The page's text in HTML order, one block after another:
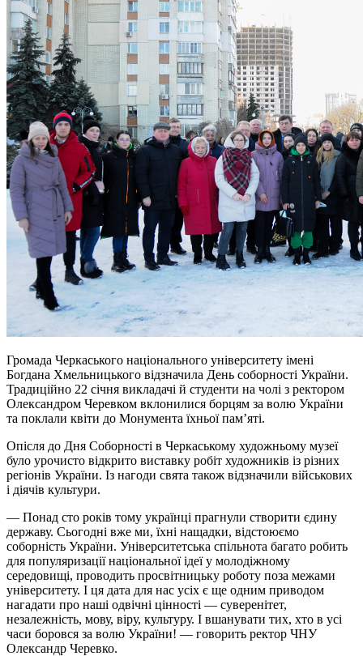
Громада Черкаського національного університету імені
Богдана Хмельницького відзначила День соборності України.
Традиційно 22 січня викладачі й студенти на чолі з ректором
Олександром Черевком вклонилися борцям за волю України
та поклали квіти до Монумента їхньої пам’яті.
Опісля до Дня Соборності в Черкаському художньому музеї
було урочисто відкрито виставку робіт художників із різних
регіонів України. Із нагоди свята також відзначили військових
і діячів культури.
— Понад сто років тому українці прагнули створити єдину
державу. Сьогодні вже ми, їхні нащадки, відстоюємо
соборність України. Університетська спільнота багато робить
для популяризації національної ідеї у молодіжному
середовищі, проводить просвітницьку роботу поза межами
університету. І ця дата для нас усіх є ще одним приводом
нагадати про наші одвічні цінності — суверенітет,
незалежність, мову, віру, культуру. І вшанувати тих, хто в усі
часи боровся за волю України! — говорить ректор ЧНУ
Олександр Черевко.